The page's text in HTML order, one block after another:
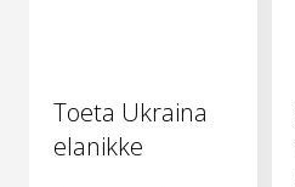
Toeta Ukraina
elanikke